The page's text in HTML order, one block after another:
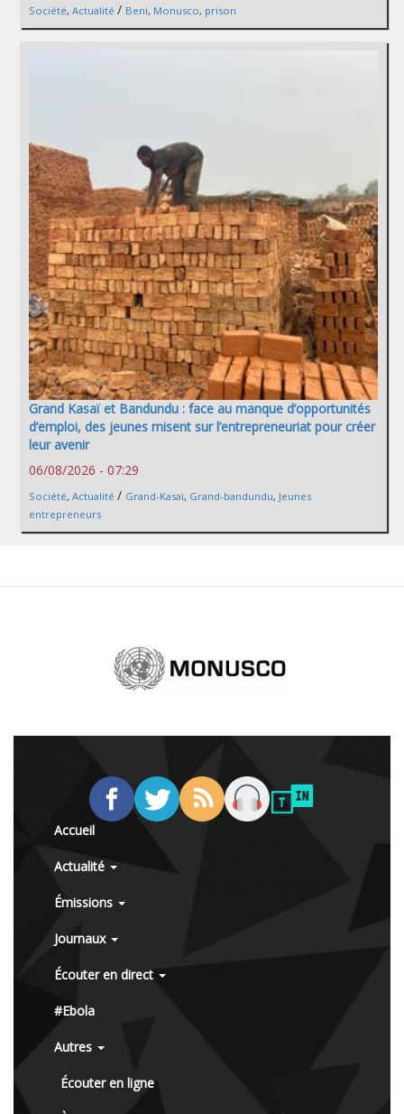
Société, Actualité / Beni, Monusco, prison
Grand Kasaï et Bandundu : face au manque d’opportunités
d’emploi, des jeunes misent sur l’entrepreneuriat pour créer
leur avenir
06/08/2026 - 07:29
Société, Actualité / Grand-Kasaï, Grand-bandundu, Jeunes
entrepreneurs
Accueil
Actualité
Émissions
Journaux
Écouter en direct
#Ebola
Autres
Écouter en ligne